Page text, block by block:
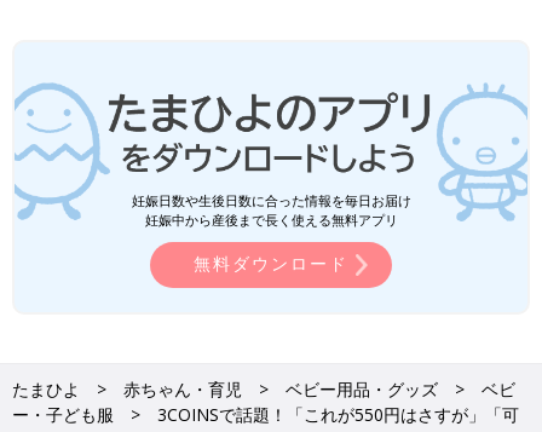
妊娠日数や生後日数に合った情報を毎日お届け
妊娠中から産後まで長く使える無料アプリ
無料ダウンロード
たまひよ 赤ちゃん・育児 ベビー用品・グッズ
ベビ
ー・子ども服
3COINSで話題！「これが550円はさすが」「可